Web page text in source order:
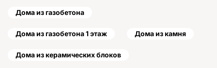
Дома из газобетона
Дома из газобетона 1 этаж Дома из камня
Дома из керамических блоков